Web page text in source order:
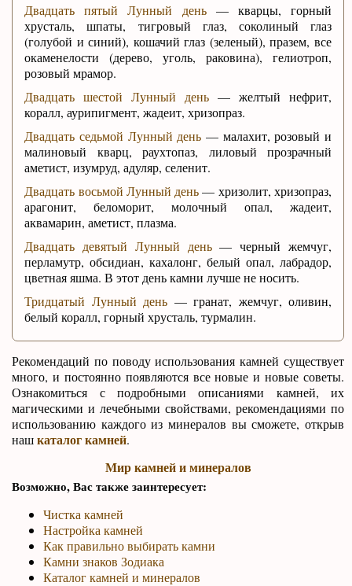
Двадцать пятый Лунный день— кварцы, горный
хрусталь, шпаты, тигровый глаз, соколиный глаз
(голубой и синий), кошачий глаз (зеленый), празем, все
окаменелости (дерево, уголь, раковина), гелиотроп,
розовый мрамор.
Двадцать шестой Лунный день — желтый нефрит,
коралл, аурипигмент, жадеит, хризопраз.
Двадцать седьмой Лунный день — малахит, розовый и
малиновый кварц, раухтопаз, лиловый прозрачный
аметист, изумруд, адуляр, селенит.
Двадцать восьмой Лунный день— хризолит, хризопраз,
арагонит, беломорит, молочный опал, жадеит,
аквамарин, аметист, плазма.
Двадцать девятый Лунный день— черный жемчуг,
перламутр, обсидиан, кахалонг, белый опал, лабрадор,
цветная яшма. В этот день камни лучше не носить.
Тридцатый Лунный день — гранат, жемчуг, оливин,
белый коралл, горный хрусталь, турмалин.
Рекомендаций по поводу использования камней существует
много, и постоянно появляются все новые и новые советы.
Ознакомиться с подробными описаниями камней, их
магическими и лечебными свойствами, рекомендациями по
использованию каждого из минералов вы сможете, открыв
нашкаталог камней.
Мир камней и минералов
Возможно, Вас также заинтересует:
Чистка камней
Настройка камней
Как правильно выбирать камни
Камни знаков Зодиака
Каталог камней и минералов